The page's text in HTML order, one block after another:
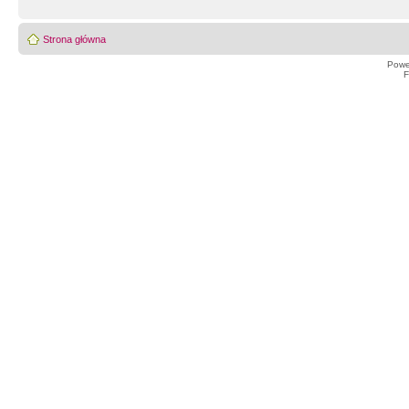
Strona główna